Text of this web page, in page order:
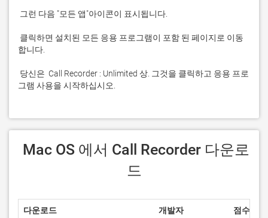
그램 사용을 시작하십시오.
드
다운로드 개발자 점수